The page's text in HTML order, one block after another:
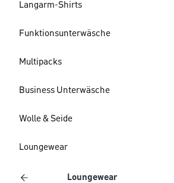
Langarm-Shirts
Funktionsunterwäsche
Multipacks
Business Unterwäsche
Wolle & Seide
Loungewear
Loungewear